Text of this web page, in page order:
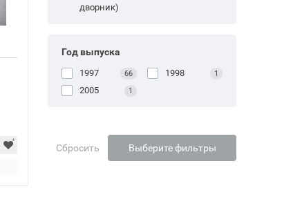
дворник)
Год выпуска
1997 66 1998 1
2005 1
Сбросить Выберите фильтры